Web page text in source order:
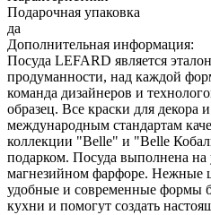
Подарочная упаковка
да
Дополнительная информация:
Посуда LEFARD является
продуманности, над каждой
команда дизайнеров и
образец. Все краски для декора
международным стандартам
коллекции "Belle" и "Belle
подарком. Посуда выполнена
магнезийном фарфоре. Нежные
удобные и современные формы
кухни и помогут создать